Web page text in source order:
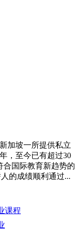
加坡一所提供私立
，至今已有超过30
合国际教育新趋势的
的成绩顺利通过...
课程